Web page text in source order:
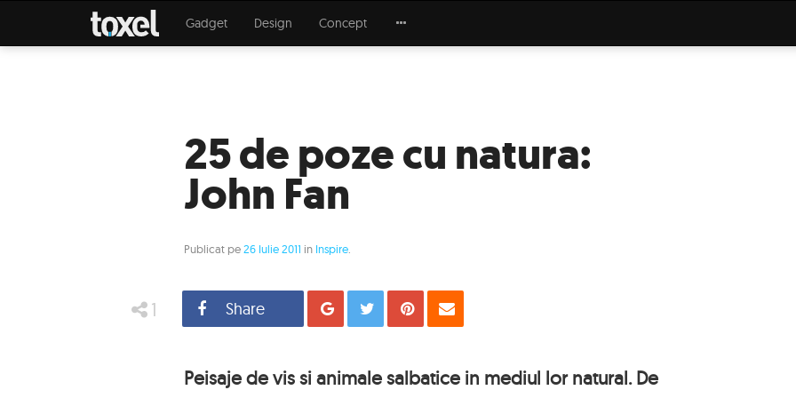
Gadget Design Concept
25 de poze cu natura:
John Fan
Publicat pe26 Iulie 2011 in Inspire
1 Share Distribuie
Tweet Pin
Peisaje de vis si animale salbatice in mediul lor natural. De